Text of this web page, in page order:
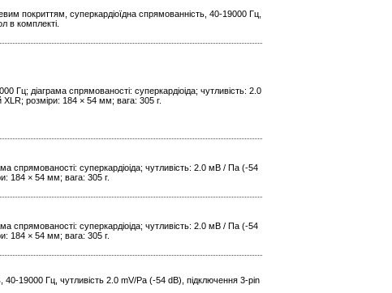
покриттям, суперкардіоїдна спрямованність, 40-19000 Гц,
в комплекті.
Гц; діаграма спрямованості: суперкардіоіда; чутливість: 2.0
розміри: 184 × 54 мм; вага: 305 г.
спрямованості: суперкардіоіда; чутливість: 2.0 мВ / Па (-54
184 × 54 мм; вага: 305 г.
спрямованості: суперкардіоіда; чутливість: 2.0 мВ / Па (-54
184 × 54 мм; вага: 305 г.
40-19000 Гц, чутливість 2.0 mV/Pa (-54 dB), підключення 3-pin